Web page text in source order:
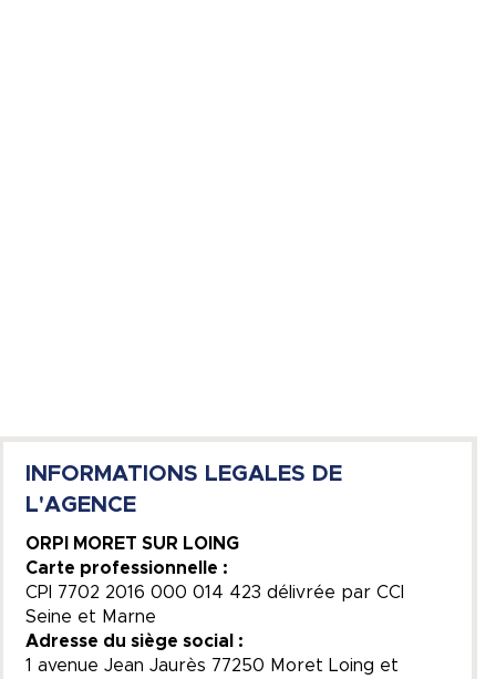
INFORMATIONS LEGALES DE
L'AGENCE
ORPI MORET SUR LOING
Carte professionnelle :
CPI 7702 2016 000 014 423 délivrée par CCI
Seine et Marne
Adresse du siège social :
1 avenue Jean Jaurès 77250 Moret Loing et